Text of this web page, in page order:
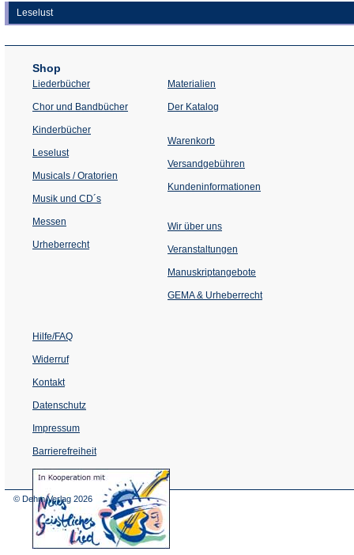
Leselust
Shop
Liederbücher
Chor und Bandbücher
Kinderbücher
Leselust
Musicals / Oratorien
Musik und CD´s
Messen
Urheberrecht
Materialien
Der Katalog
Warenkorb
Versandgebühren
Kundeninformationen
Wir über uns
Veranstaltungen
einem
Tab)
Manuskriptangebote
GEMA & Urheberrecht
Hilfe/FAQ
Widerruf
Kontakt
Datenschutz
Impressum
Barrierefreiheit
(Öffnet
in
© Dehm Verlag 2026